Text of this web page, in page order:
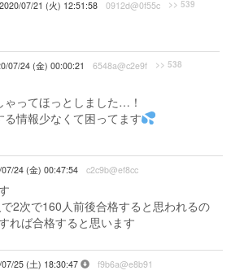
2020/07/21 (火) 12:51:58 0912d@0f55c >> 539
07/24 (金) 00:00:21 6548a@c2e9f >> 538
ゃってほっとしました…！
る情報少なくて困ってます
24 (金) 00:47:54 c2c9b@ef8cc
2次で160人前後合格すると思われるの
れば合格すると思います
07/25 (土) 18:30:47 f9b6a@e8b91